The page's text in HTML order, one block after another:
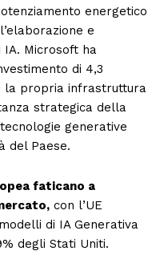
energetico
e
IA. Microsoft ha
di 4,3
la propria infrastruttura
strategica della
generative
del Paese.
faticano a
con l’UE
di IA Generativa
degli Stati Uniti.